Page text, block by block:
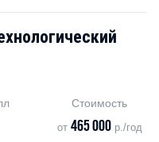
Стоимость
от 465 000р./год